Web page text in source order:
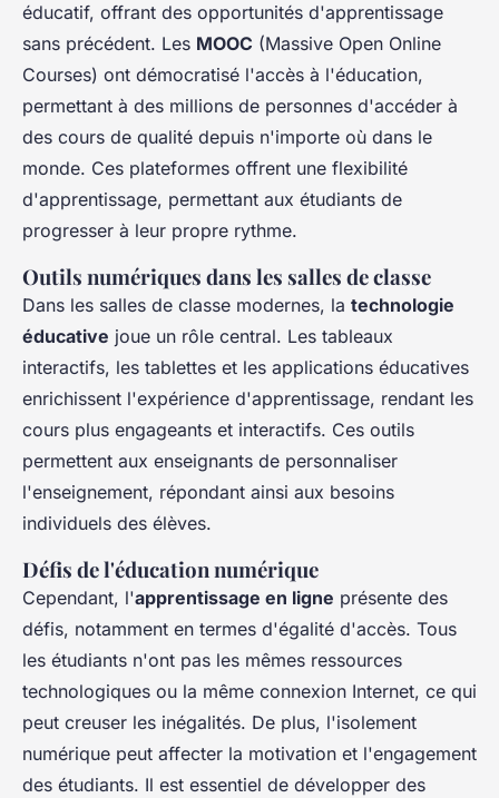
éducatif, offrant des opportunités d'apprentissage
sans précédent. Les MOOC (Massive Open Online
Courses) ont démocratisé l'accès à l'éducation,
permettant à des millions de personnes d'accéder à
des cours de qualité depuis n'importe où dans le
monde. Ces plateformes offrent une flexibilité
d'apprentissage, permettant aux étudiants de
progresser à leur propre rythme.
Outils numériques dans les salles de classe
Dans les salles de classe modernes, la technologie
éducative joue un rôle central. Les tableaux
interactifs, les tablettes et les applications éducatives
enrichissent l'expérience d'apprentissage, rendant les
cours plus engageants et interactifs. Ces outils
permettent aux enseignants de personnaliser
l'enseignement, répondant ainsi aux besoins
individuels des élèves.
Défis de l'éducation numérique
Cependant, l'apprentissage en ligne présente des
défis, notamment en termes d'égalité d'accès. Tous
les étudiants n'ont pas les mêmes ressources
technologiques ou la même connexion Internet, ce qui
peut creuser les inégalités. De plus, l'isolement
numérique peut affecter la motivation et l'engagement
des étudiants. Il est essentiel de développer des